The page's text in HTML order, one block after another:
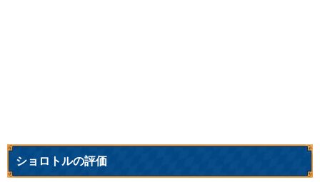
ショロトルの評価